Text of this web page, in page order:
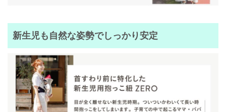
新生児も自然な姿勢でしっかり安定